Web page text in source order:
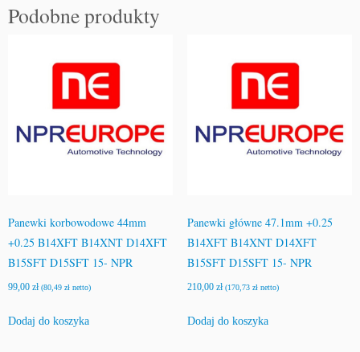
Podobne produkty
Panewki korbowodowe 44mm
+0.25 B14XFT B14XNT D14XFT
B15SFT D15SFT 15- NPR
99,00 zł (80,49 zł netto)
Dodaj do koszyka
Panewki główne 47.1mm +0.25
B14XFT B14XNT D14XFT
B15SFT D15SFT 15- NPR
210,00 zł (170,73 złnetto)
Dodaj do koszyka